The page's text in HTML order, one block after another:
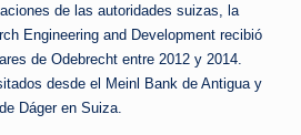
de las autoridades suizas, la
Engineering and Development recibió
de Odebrecht entre 2012 y 2014.
desde el Meinl Bank de Antigua y
Dáger en Suiza.